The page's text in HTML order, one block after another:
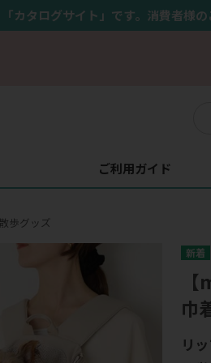
カタログサイト」です。消費者様
ご利用ガイド
歩グッズ
巾
リ